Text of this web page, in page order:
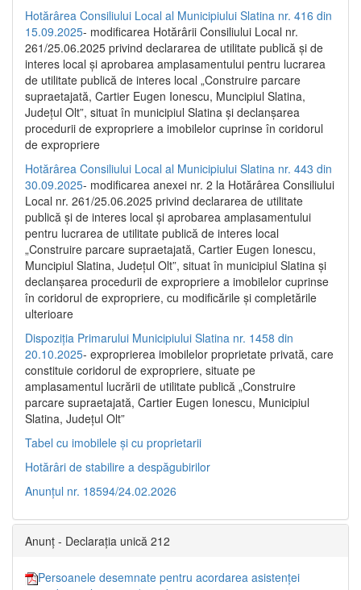
Hotărârea Consiliului Local al Municipiului Slatina nr. 416 din
15.09.2025- modificarea Hotărârii Consiliului Local nr.
261/25.06.2025 privind declararea de utilitate publică și de
interes local și aprobarea amplasamentului pentru lucrarea
de utilitate publică de interes local „Construire parcare
supraetajată, Cartier Eugen Ionescu, Muncipiul Slatina,
Județul Olt”, situat în municipiul Slatina și declanșarea
procedurii de expropriere a imobilelor cuprinse în coridorul
de expropriere
Hotărârea Consiliului Local al Municipiului Slatina nr. 443 din
30.09.2025- modificarea anexei nr. 2 la Hotărârea Consiliului
Local nr. 261/25.06.2025 privind declararea de utilitate
publică şi de interes local şi aprobarea amplasamentului
pentru lucrarea de utilitate publică de interes local
„Construire parcare supraetajată, Cartier Eugen Ionescu,
Muncipiul Slatina, Judeţul Olt”, situat în municipiul Slatina şi
declanşarea procedurii de expropriere a imobilelor cuprinse
în coridorul de expropriere, cu modificările şi completările
ulterioare
Dispoziția Primarului Municipiului Slatina nr. 1458 din
20.10.2025- exproprierea imobilelor proprietate privată, care
constituie coridorul de expropriere, situate pe
amplasamentul lucrării de utilitate publică „Construire
parcare supraetajată, Cartier Eugen Ionescu, Municipiul
Slatina, Județul Olt”
Tabel cu imobilele și cu proprietarii
Hotărâri de stabilire a despăgubirilor
Anunțul nr. 18594/24.02.2026
Anunț - Declarația unică 212
Persoanele desemnate pentru acordarea asistenței